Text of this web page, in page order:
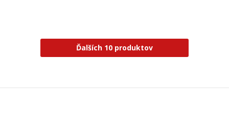
Ďalších 10 produktov